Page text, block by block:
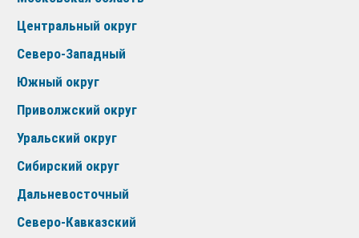
Центральный округ
Северо-Западный
Южный округ
Приволжский округ
Уральский округ
Сибирский округ
Дальневосточный
Северо-Кавказский